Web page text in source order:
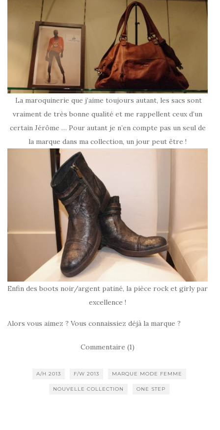
La maroquinerie que j’aime toujours autant, les sacs sont
vraiment de très bonne qualité et me rappellent ceux d’un
certain Jérôme … Pour autant je n’en compte pas un seul de
la marque dans ma collection, un jour peut être !
Enfin des boots noir/argent patiné, la pièce rock et girly par
excellence !
Alors vous aimez ? Vous connaissiez déjà la marque ?
Commentaire (1)
A/H 2013 F/W 2013 MARQUE MODE FEMME
NOUVELLE COLLECTION ONE STEP